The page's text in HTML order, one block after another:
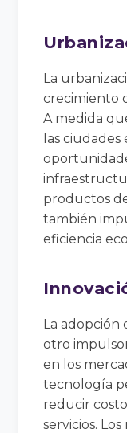
La
crecimiento
A medida
las
productos
también
eficiencia
La adopción
otro
en los
tecnología
reducir
servicios.